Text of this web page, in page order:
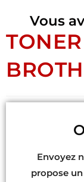
Vous
Envoyez
propose